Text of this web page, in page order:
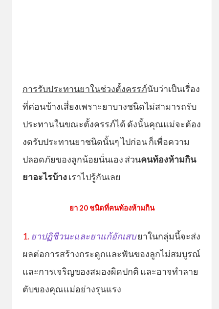
การรับประทานยาในช่วงตั้งครรภ์นับว่าเป็นเรื่อง
ที่ค่อนข้างเสี่ยงเพราะยาบางชนิดไม่สามารถรับ
ประทานในขณะตั้งครรภ์ได้ ดังนั้นคุณแม่จะต้อง
งดรับประทานยาชนิดนั้นๆ ไปก่อน ก็เพื่อความ
ปลอดภัยของลูกน้อยนั่นเอง ส่วนคนท้องห้ามกิน
ยาอะไรบ้างเราไปรู้กันเลย
ยา 20 ชนิดที่คนท้องห้ามกิน
1. ยาปฏิชีวนะและยาแก้อักเสบยาในกลุ่มนี้จะส่ง
ผลต่อการสร้างกระดูกและฟันของลูกไม่สมบูรณ์
และการเจริญของสมองผิดปกติ และอาจทำลาย
ตับของคุณแม่อย่างรุนแรง